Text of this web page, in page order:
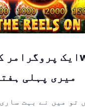
میری پہلی
تو میں نے بہت